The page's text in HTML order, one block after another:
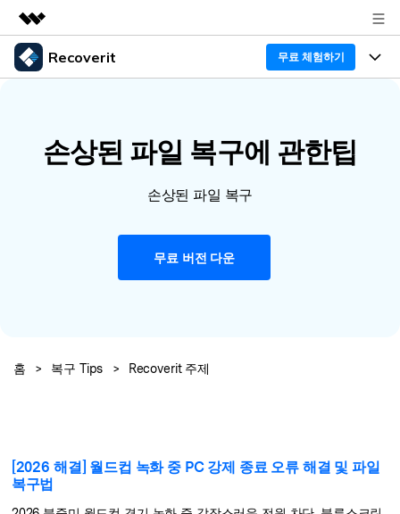
주요 제품
솔루션
회사 소개
Recoverit 무료 체험하기
Recoverit - Windows 버전
선도적인 데이터 복구 전문가
리커버릿 무료 버전
디바이스 복구하기
외장 저장장치 복구
기타
리커버릿 개요
드라이브에서 복구
데이터 손실 시나리오
손상된 파일 복구에 관한팁
손상된 파일 복구
무료 버전 다운
홈 > 복구 Tips > Recoverit 주제
[2026 해결] 월드컵 녹화 중 PC 강제 종료 오류 해결 및 파일
복구법